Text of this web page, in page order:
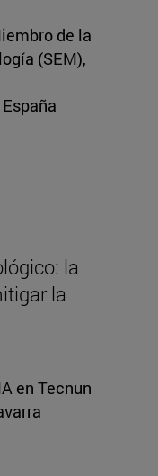
de la
(SEM),
la
la
en Tecnun